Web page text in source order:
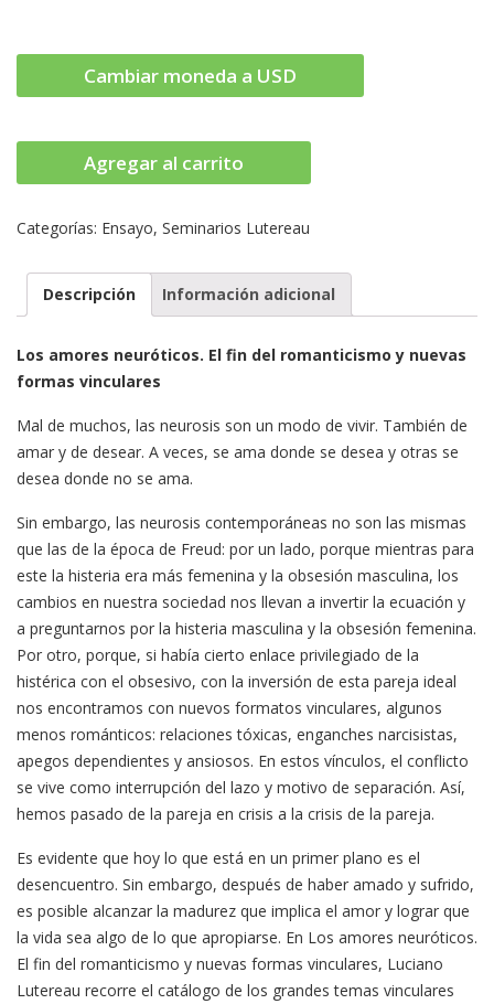
Cambiar moneda a USD
Agregar al carrito
Categorías: Ensayo, Seminarios Lutereau
Descripción Información adicional
Los amores neuróticos. El fin del romanticismo y nuevas
formas vinculares
Mal de muchos, las neurosis son un modo de vivir. También de
amar y de desear. A veces, se ama donde se desea y otras se
desea donde no se ama.
Sin embargo, las neurosis contemporáneas no son las mismas
que las de la época de Freud: por un lado, porque mientras para
este la histeria era más femenina y la obsesión masculina, los
cambios en nuestra sociedad nos llevan a invertir la ecuación y
a preguntarnos por la histeria masculina y la obsesión femenina.
Por otro, porque, si había cierto enlace privilegiado de la
histérica con el obsesivo, con la inversión de esta pareja ideal
nos encontramos con nuevos formatos vinculares, algunos
menos románticos: relaciones tóxicas, enganches narcisistas,
apegos dependientes y ansiosos. En estos vínculos, el conflicto
se vive como interrupción del lazo y motivo de separación. Así,
hemos pasado de la pareja en crisis a la crisis de la pareja.
Es evidente que hoy lo que está en un primer plano es el
desencuentro. Sin embargo, después de haber amado y sufrido,
es posible alcanzar la madurez que implica el amor y lograr que
la vida sea algo de lo que apropiarse. En Los amores neuróticos.
El fin del romanticismo y nuevas formas vinculares, Luciano
Lutereau recorre el catálogo de los grandes temas vinculares